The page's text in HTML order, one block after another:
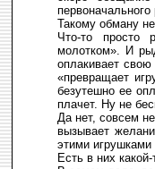
Такому обману
Что-то просто
молотком». И
оплакивает
«превращает
безутешно ее
плачет. Ну не
Да нет, совсем
вызывает
этими игрушками
Есть в них